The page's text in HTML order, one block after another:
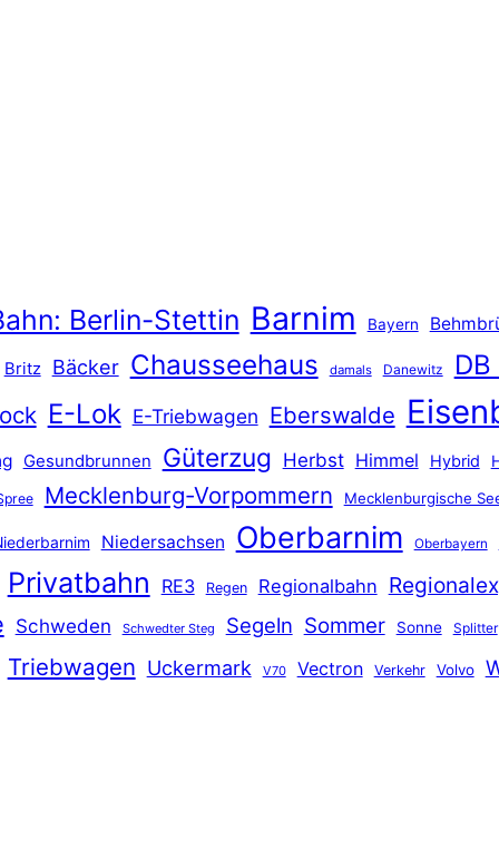
Berlin-Stettin Barnim Bayern
Britz Bäcker Chausseehaus damals Danewitz DB
E-Lok E-Triebwagen Eberswalde
Gesundbrunnen Güterzug Herbst Himmel Hybrid
Mecklenburg-Vorpommern Mecklenburgische
Niedersachsen Oberbarnim Oberbayern
Privatbahn RE3 Regen Regionalbahn
Schweden Schwedter Steg Segeln Sommer Sonne Splitter
Triebwagen Uckermark V70 Vectron Verkehr Volvo